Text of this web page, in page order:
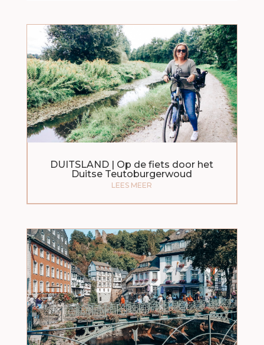
DUITSLAND | Op de fiets door het
Duitse Teutoburgerwoud
LEES MEER